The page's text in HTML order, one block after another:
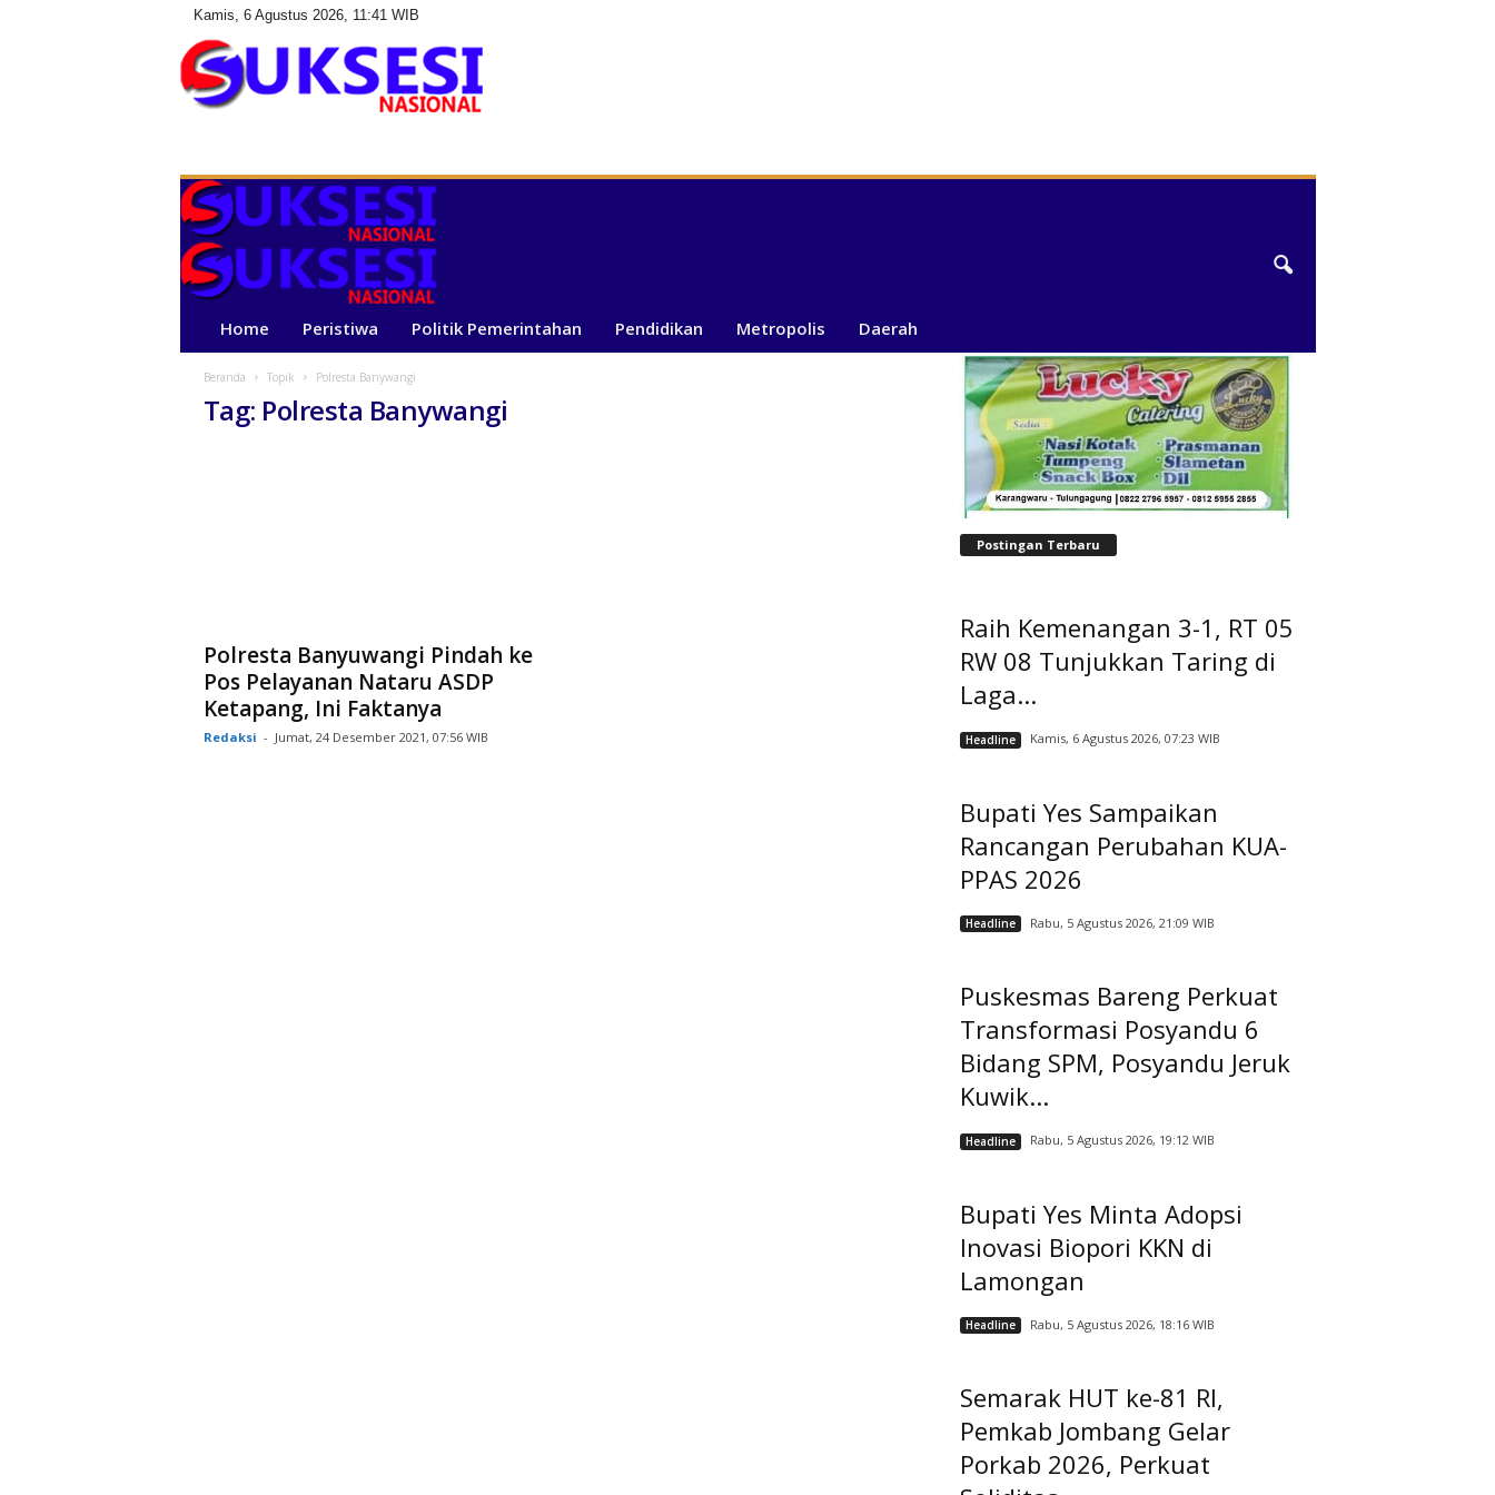
Kamis, 6 Agustus 2026, 11:41 WIB
s
e
i
N
i
Home Peristiwa Politik Pemerintahan Pendidikan Metropolis Daerah
Beranda Topik Polresta Banywangi
Tag: Polresta Banywangi
Polresta Banyuwangi Pindah ke
Pos Pelayanan Nataru ASDP
Ketapang, Ini Faktanya
Redaksi - Jumat, 24 Desember 2021, 07:56 WIB
Postingan Terbaru
Raih Kemenangan 3-1, RT 05
RW 08 Tunjukkan Taring di
Laga...
Headline Kamis, 6 Agustus 2026, 07:23 WIB
Bupati Yes Sampaikan
Rancangan Perubahan KUA-
PPAS 2026
Headline Rabu, 5 Agustus 2026, 21:09 WIB
Puskesmas Bareng Perkuat
Transformasi Posyandu 6
Bidang SPM, Posyandu Jeruk
Kuwik...
Headline Rabu, 5 Agustus 2026, 19:12 WIB
Bupati Yes Minta Adopsi
Inovasi Biopori KKN di
Lamongan
Headline Rabu, 5 Agustus 2026, 18:16 WIB
Semarak HUT ke-81 RI,
Pemkab Jombang Gelar
Porkab 2026, Perkuat